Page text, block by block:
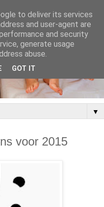
▼
voor 2015
to deliver its services
and user-agent are
and security
generate usage
abuse.
GOT IT